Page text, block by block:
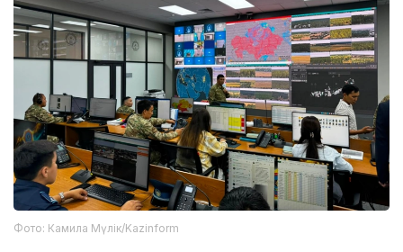
Фото: Камила Мүлік/Kazinform